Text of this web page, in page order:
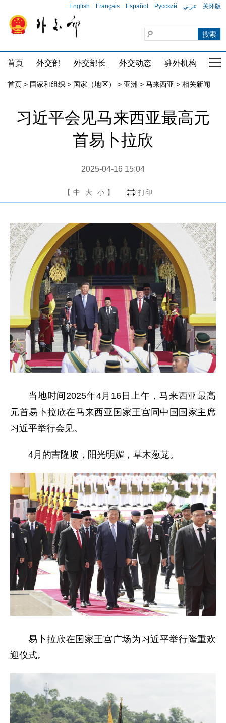
English Français Español Русский عربي 关怀版
首页 外交部 外交部长 外交动态 驻外机构 国
首页 > 国家和组织 > 国家（地区） > 亚洲 > 马来西亚 > 相关新闻
习近平会见马来西亚最高元
首易卜拉欣
2025-04-16 15:04
【 中 大 小 】 打印
当地时间2025年4月16日上午，马来西亚最高
元首易卜拉欣在马来西亚国家王宫同中国国家主席
习近平举行会见。
4月的吉隆坡，阳光明媚，草木葱茏。
易卜拉欣在国家王宫广场为习近平举行隆重欢
迎仪式。